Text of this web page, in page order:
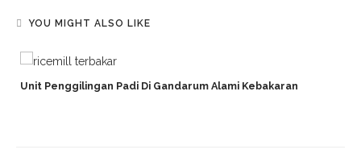
YOU MIGHT ALSO LIKE
Unit Penggilingan Padi Di Gandarum Alami Kebakaran